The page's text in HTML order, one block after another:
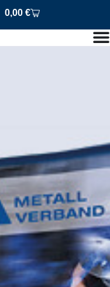
0,00 €